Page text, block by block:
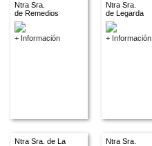
Ntra Sra.
de Remedios
+ Información
Ntra Sra.
de Legarda
+ Información
Ntra Sra. de La
Ntra Sra.